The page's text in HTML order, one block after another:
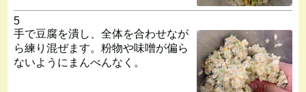
5
手で豆腐を潰し、全体を合わせなが
ら練り混ぜます。粉物や味噌が偏ら
ないようにまんべんなく。